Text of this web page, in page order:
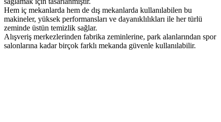
Hem iç mekanlarda hem de dış mekanlarda kullanılabilen bu
makineler, yüksek performansları ve dayanıklılıkları ile her türlü
zeminde üstün temizlik sağlar.
Alışveriş merkezlerinden fabrika zeminlerine, park alanlarından spor
salonlarına kadar birçok farklı mekanda güvenle kullanılabilir.